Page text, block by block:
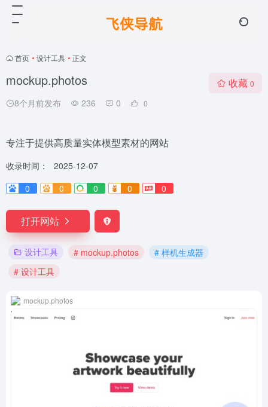
首页 • 设计工具 • 正文
mockup.photos
8个月前发布 236 0 0
收藏 0
专注于提供高质量实体模型素材的网站
收录时间：
2025-12-07
0
0 0 0 0
打开网站
设计工具 # mockup.photos
# 样机生成器
# 设计工具
mockup.photos